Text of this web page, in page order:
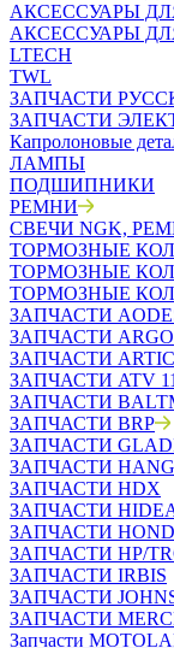
АКСЕССУАРЫ
АКСЕССУАРЫ
LTECH
TWL
ЗАПЧАСТИ
ЗАПЧАСТИ
Капролоновые
ЛАМПЫ
ПОДШИПНИКИ
РЕМНИ
СВЕЧИ NGK,
ТОРМОЗНЫЕ
ТОРМОЗНЫЕ
ТОРМОЗНЫЕ
ЗАПЧАСТИ
ЗАПЧАСТИ ARGO
ЗАПЧАСТИ ARTIC
ЗАПЧАСТИ ATV
ЗАПЧАСТИ
ЗАПЧАСТИ BRP
ЗАПЧАСТИ
ЗАПЧАСТИ
ЗАПЧАСТИ HDX
ЗАПЧАСТИ
ЗАПЧАСТИ
ЗАПЧАСТИ HP/
ЗАПЧАСТИ IRBIS
ЗАПЧАСТИ
ЗАПЧАСТИ
Запчасти